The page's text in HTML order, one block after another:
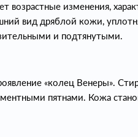
возрастные изменения,
вид дряблой кожи,
и подтянутыми.
«колец Венеры».
пятнами. Кожа